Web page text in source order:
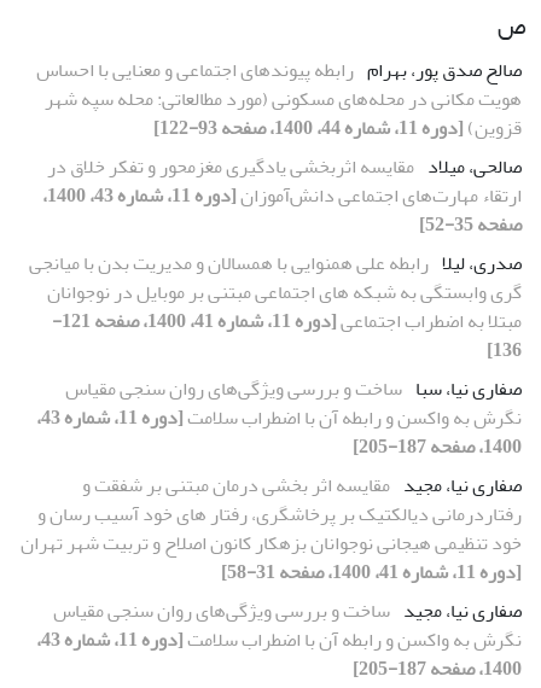
ص
صالح صدق پور، بهرام رابطه پیوندهای اجتماعی و معنایی با احساس
هویت مکانی در محله‌های مسکونی (مورد مطالعاتی: محله سپه شهر
قزوین)[دوره 11، شماره 44، 1400، صفحه 93-122]
صالحی، میلاد مقایسه اثربخشی یادگیری مغزمحور و تفکر خلاق در
ارتقاء مهارت‌های اجتماعی دانش‌آموزان
[دوره 11، شماره 43، 1400،
صفحه 35-52]
صدری، لیلا رابطه علی همنوایی با همسالان و مدیریت بدن با میانجی
گری وابستگی به شبکه های اجتماعی مبتنی بر موبایل در نوجوانان
مبتلا به اضطراب اجتماعی
[دوره 11، شماره 41، 1400، صفحه 121-
136]
صفاری نیا، سبا ساخت و بررسی ویژگی‌های روان سنجی مقیاس
نگرش به واکسن و رابطه آن با اضطراب سلامت
[دوره 11، شماره 43،
1400، صفحه 187-205]
صفاری نیا، مجید مقایسه اثر بخشی درمان مبتنی بر شفقت و
رفتاردرمانی دیالکتیک بر پرخاشگری، رفتار های خود آسیب رسان و
خود تنظیمی هیجانی نوجوانان بزهکار کانون اصلاح و تربیت شهر تهران
[دوره 11، شماره 41، 1400، صفحه 31-58]
صفاری نیا، مجید ساخت و بررسی ویژگی‌های روان سنجی مقیاس
نگرش به واکسن و رابطه آن با اضطراب سلامت
[دوره 11، شماره 43،
1400، صفحه 187-205]